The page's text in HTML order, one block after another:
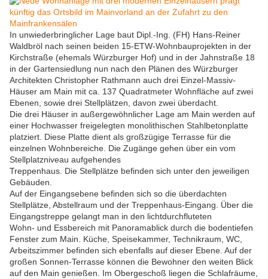
In unwiederbringlicher Lage baut Dipl.-Ing. (FH) Hans-Reiner
Waldbröl nach seinen beiden 15-ETW-Wohnbauprojekten in der
Kirchstraße (ehemals Würzburger Hof) und in der Jahnstraße 18
in der Gartensiedlung nun nach den Plänen des Würzburger
Architekten Christopher Rathmann auch drei Einzel-Massiv-
Häuser am Main mit ca. 137 Quadratmeter Wohnfläche auf zwei
Ebenen, sowie drei Stellplätzen, davon zwei überdacht.
Die drei Häuser in außergewöhnlicher Lage am Main werden auf
einer Hochwasser freigelegten monolithischen Stahlbetonplatte
platziert. Diese Platte dient als großzügige Terrasse für die
einzelnen Wohnbereiche. Die Zugänge gehen über ein vom
Stellplatzniveau aufgehendes
Treppenhaus. Die Stellplätze befinden sich unter den jeweiligen
Gebäuden.
Auf der Eingangsebene befinden sich so die überdachten
Stellplätze, Abstellraum und der Treppenhaus-Eingang. Über die
Eingangstreppe gelangt man in den lichtdurchfluteten
Wohn- und Essbereich mit Panoramablick durch die bodentiefen
Fenster zum Main. Küche, Speisekammer, Technikraum, WC,
Arbeitszimmer befinden sich ebenfalls auf dieser Ebene. Auf der
großen Sonnen-Terrasse können die Bewohner den weiten Blick
auf den Main genießen. Im Obergeschoß liegen die Schlafräume,